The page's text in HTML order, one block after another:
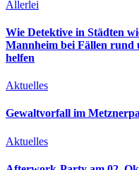
Allerlei
Wie Detektive in Städten
Mannheim bei Fällen rund
helfen
Aktuelles
Gewaltvorfall im
Aktuelles